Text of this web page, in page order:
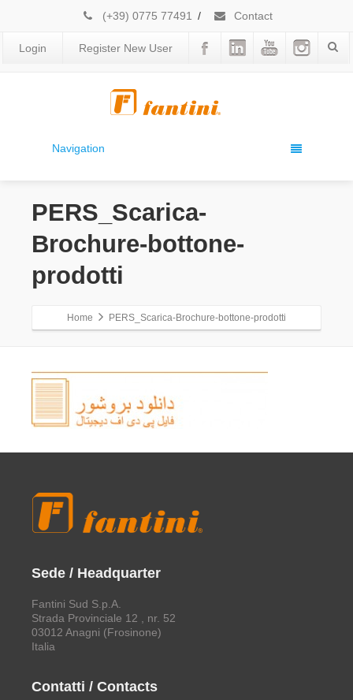
(+39) 0775 77491 / Contact
Login Register New User
Navigation
PERS_Scarica-
Brochure-bottone-
prodotti
Home PERS_Scarica-Brochure-bottone-prodotti
Sede / Headquarter
Fantini Sud S.p.A.
Strada Provinciale 12 , nr. 52
03012 Anagni (Frosinone)
Italia
Contatti / Contacts